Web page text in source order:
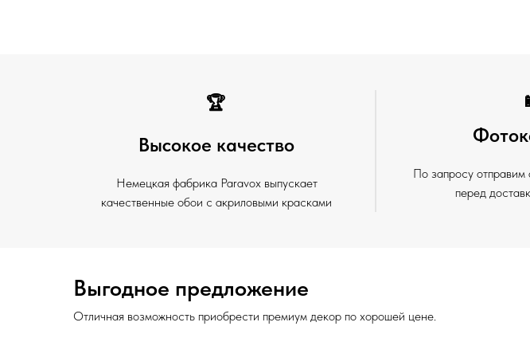
🏆
Высокое качество
Немецкая фабрика Paravox выпускает
качественные обои с акриловыми красками
По запросу отправим
перед
Выгодное предложение
Отличная возможность приобрести премиум декор по хорошей цене.